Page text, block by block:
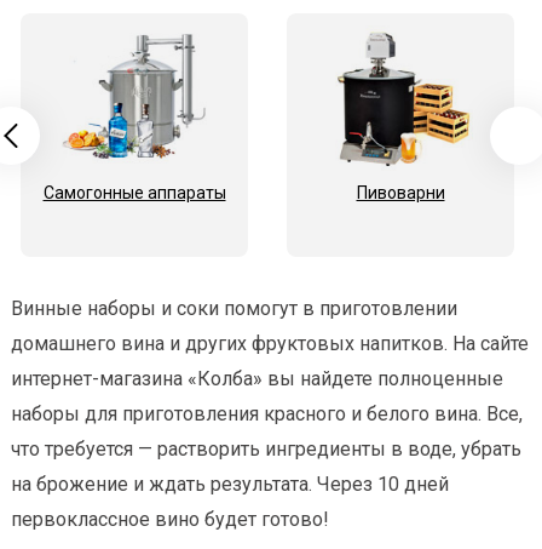
Самогонные аппараты Пивоварни
Винные наборы и соки помогут в приготовлении
домашнего вина и других фруктовых напитков. На сайте
интернет-магазина «Колба» вы найдете полноценные
наборы для приготовления красного и белого вина. Все,
что требуется — растворить ингредиенты в воде, убрать
на брожение и ждать результата. Через 10 дней
первоклассное вино будет готово!